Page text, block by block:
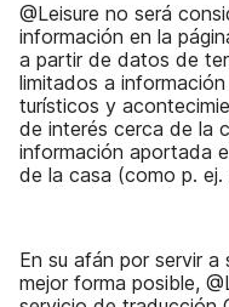
@Leisure no será
información en la
a partir de datos de
limitados a
turísticos y
de interés cerca de la
información aportada
de la casa (como p. ej.
En su afán por servir a
mejor forma posible,